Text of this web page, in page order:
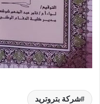
شركة بتروتريد